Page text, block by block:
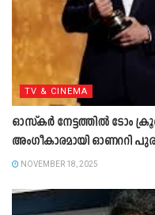
TV & CINEMA
ഓസ്കർ നേട്ടത്തിൽ ടോം
അംഗീകാരമായി ഓണററി
NOVEMBER 18, 2025